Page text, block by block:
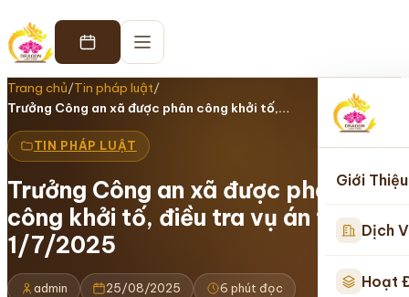
Giới Thiệu
Dịch
Hoạt
Trang chủ/Tin pháp luật/
Trưởng Công an xã được phân công khởi tố,…
TIN PHÁP LUẬT
Trưởng Công an xã được phân
công khởi tố, điều tra vụ án từ
1/7/2025
admin 25/08/2025 6 phút đọc